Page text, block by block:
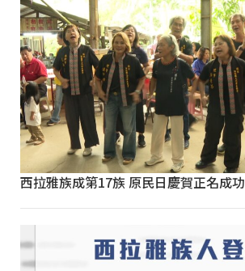
西拉雅族成第17族 原民日慶賀正名成功